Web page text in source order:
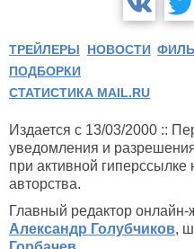
ТРЕЙЛЕРЫ НОВОСТИ
ПОДБОРКИ
СТАТИСТИКА MAIL.RU
Издается с 13/03/2000 ::
уведомления и
при активной гиперссылке
авторства.
Главный редактор
Александр Голубчиков,